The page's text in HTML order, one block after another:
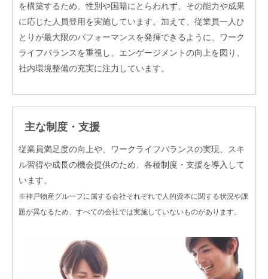
を構築するため、性別や国籍にとらわれず、その能力や成果
に応じた人員登用を実施しています。加えて、従業員一人ひ
とりが最大限のパフォーマンスを発揮できるように、ワーク
ライフバランスを重視し、エンゲージメントの向上を図り、
社内環境整備の充実に注力しています。
主な制度・支援
従業員満足度の向上や、ワークライフバランスの実現、スキ
ル習得や成長の機会提供のため、各種制度・支援を導入して
います。
※神戸物産グループに属する会社それぞれで人的資本に関する状況や課
題が異なるため、すべての会社では実施していないものがあります。